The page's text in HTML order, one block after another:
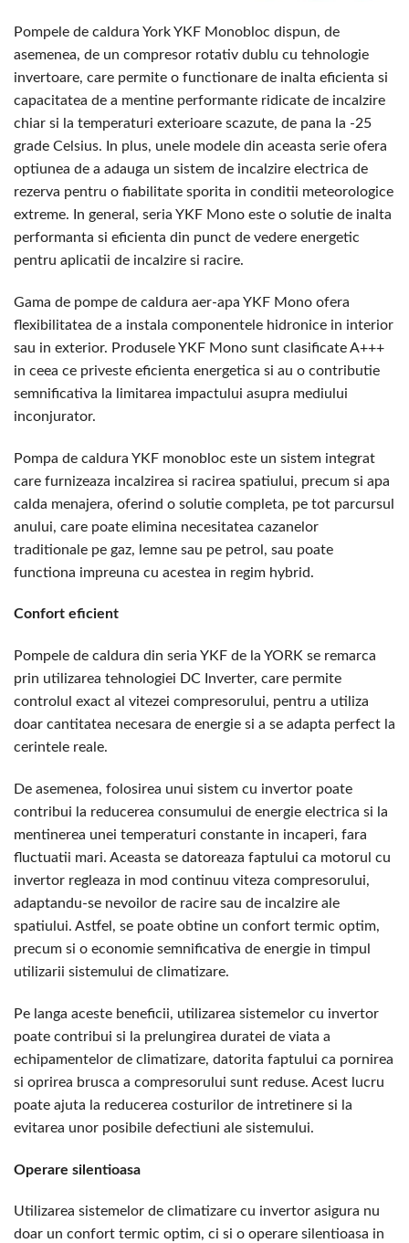
Pompele de caldura York YKF Monobloc dispun, de
asemenea, de un compresor rotativ dublu cu tehnologie
invertoare, care permite o functionare de inalta eficienta si
capacitatea de a mentine performante ridicate de incalzire
chiar si la temperaturi exterioare scazute, de pana la -25
grade Celsius. In plus, unele modele din aceasta serie ofera
optiunea de a adauga un sistem de incalzire electrica de
rezerva pentru o fiabilitate sporita in conditii meteorologice
extreme. In general, seria YKF Mono este o solutie de inalta
performanta si eficienta din punct de vedere energetic
pentru aplicatii de incalzire si racire.
Gama de pompe de caldura aer-apa YKF Mono ofera
flexibilitatea de a instala componentele hidronice in interior
sau in exterior. Produsele YKF Mono sunt clasificate A+++
in ceea ce priveste eficienta energetica si au o contributie
semnificativa la limitarea impactului asupra mediului
inconjurator.
Pompa de caldura YKF monobloc este un sistem integrat
care furnizeaza incalzirea si racirea spatiului, precum si apa
calda menajera, oferind o solutie completa, pe tot parcursul
anului, care poate elimina necesitatea cazanelor
traditionale pe gaz, lemne sau pe petrol, sau poate
functiona impreuna cu acestea in regim hybrid.
Confort eficient
Pompele de caldura din seria YKF de la YORK se remarca
prin utilizarea tehnologiei DC Inverter, care permite
controlul exact al vitezei compresorului, pentru a utiliza
doar cantitatea necesara de energie si a se adapta perfect la
cerintele reale.
De asemenea, folosirea unui sistem cu invertor poate
contribui la reducerea consumului de energie electrica si la
mentinerea unei temperaturi constante in incaperi, fara
fluctuatii mari. Aceasta se datoreaza faptului ca motorul cu
invertor regleaza in mod continuu viteza compresorului,
adaptandu-se nevoilor de racire sau de incalzire ale
spatiului. Astfel, se poate obtine un confort termic optim,
precum si o economie semnificativa de energie in timpul
utilizarii sistemului de climatizare.
Pe langa aceste beneficii, utilizarea sistemelor cu invertor
poate contribui si la prelungirea duratei de viata a
echipamentelor de climatizare, datorita faptului ca pornirea
si oprirea brusca a compresorului sunt reduse. Acest lucru
poate ajuta la reducerea costurilor de intretinere si la
evitarea unor posibile defectiuni ale sistemului.
Operare silentioasa
Utilizarea sistemelor de climatizare cu invertor asigura nu
doar un confort termic optim, ci si o operare silentioasa in